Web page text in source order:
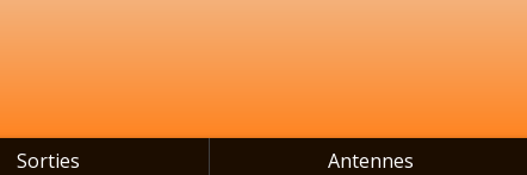
Sorties Antennes